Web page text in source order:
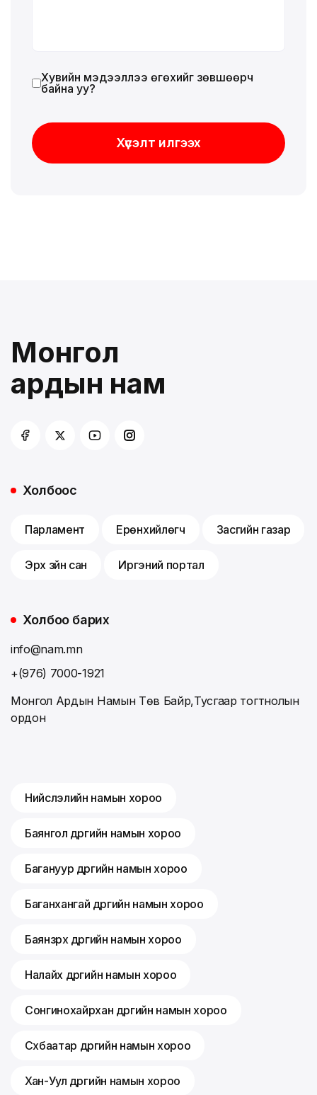
Хувийн мэдээллээ өгөхийг зөвшөөрч
байна уу?
Хүсэлт илгээх
Монгол
ардын нам
Холбоос
Парламент Ерөнхийлөгч Засгийн газар
Эрх зүйн сан Иргэний портал
Холбоо барих
info@nam.mn
+(976) 7000-1921
Монгол Ардын Намын Төв Байр,Тусгаар тогтнолын
ордон
Нийслэлийн намын хороо
Баянгол дүүргийн намын хороо
Багануур дүүргийн намын хороо
Баганхангай дүүргийн намын хороо
Баянзүрх дүүргийн намын хороо
Налайх дүүргийн намын хороо
Сонгинохайрхан дүүргийн намын хороо
Сүхбаатар дүүргийн намын хороо
Хан-Уул дүүргийн намын хороо